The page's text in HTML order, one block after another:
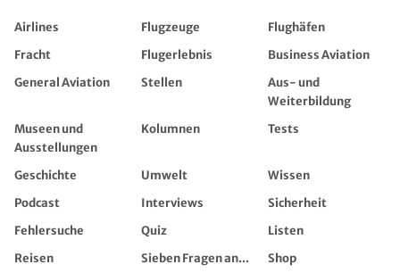
Airlines Flugzeuge
Flughäfen
Fracht
Flugerlebnis
Business Aviation
General Aviation
Stellen
Aus- und
Weiterbildung
Museen und
Ausstellungen
Kolumnen Tests
Geschichte Umwelt
Wissen
Podcast
Interviews
Sicherheit
Fehlersuche
Quiz
Listen
Reisen
Sieben Fragen an...
Shop